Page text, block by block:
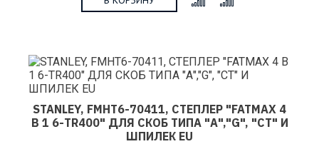
STANLEY, FMHT6-70411, СТЕПЛЕР "FATMAX 4
В 1 6-TR400" ДЛЯ СКОБ ТИПА "А","G", "CT" И
ШПИЛЕК EU